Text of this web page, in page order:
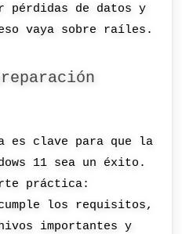
pérdidas de datos y
vaya sobre raíles.
es clave para que la
11 sea un éxito.
práctica:
los requisitos,
importantes y